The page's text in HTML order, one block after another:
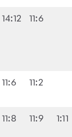
14:12 11:6
11:6 11:2
11:8 11:9 1:11